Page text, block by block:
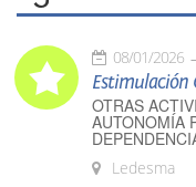
08/01/2026
Estimulación
OTRAS
AUTONOMÍA
Ledesma